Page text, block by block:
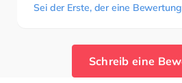
Sei der Erste, der eine
Schreib eine